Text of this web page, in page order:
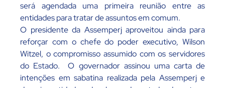
será agendada uma primeira reunião entre as
entidades para tratar de assuntos em comum.
O presidente da Assemperj aproveitou ainda para
reforçar com o chefe do poder executivo, Wilson
Witzel, o compromisso assumido com os servidores
do Estado. O governador assinou uma carta de
intenções em sabatina realizada pela Assemperj e